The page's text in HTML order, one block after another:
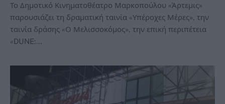
Το Δημοτικό Κινηματοθέατρο Μαρκοπούλου «Άρτεμις»
παρουσιάζει τη δραματική ταινία «Υπέροχες Μέρες», την
ταινία δράσης «Ο Μελισσοκόμος», την επική περιπέτεια
«DUNE:…